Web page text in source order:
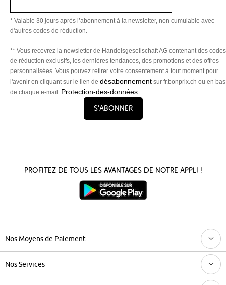
* Valable 30 jours après l’abonnement à la newsletter, non cumulable avec
d'autres codes de réduction.
** Vous recevrez la newsletter de Handelsgesellschaft AG contenant des codes
de réduction exclusifs, les dernières tendances, des promotions et des offres
personnalisées. Vous pouvez retirer votre consentement à tout moment pour
l'avenir en cliquant sur le lien de désabonnement sur fr.bonprix.ch ou en bas
de chaque e-mail. Protection-des-données
S’abonner
Profitez de tous les avantages de notre appli !
Nos Moyens de Paiement
Nos Services